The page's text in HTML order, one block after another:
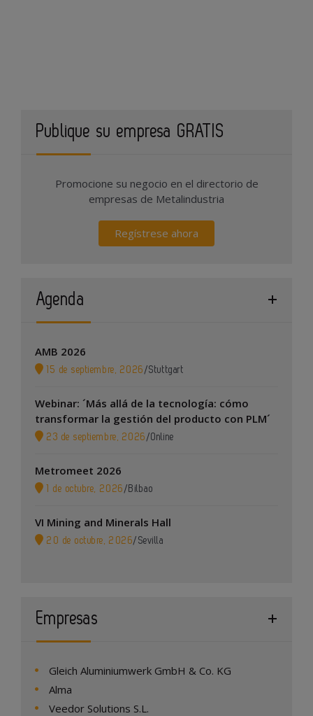
Publique su empresa GRATIS
Promocione su negocio en el directorio de
empresas de Metalindustria
Regístrese ahora
Agenda
AMB 2026
15 de septiembre, 2026 /Stuttgart
Webinar: ´Más allá de la tecnología: cómo
transformar la gestión del producto con PLM´
23 de septiembre, 2026 /Online
Metromeet 2026
1 de octubre, 2026 / Bilbao
VI Mining and Minerals Hall
20 de octubre, 2026/ Sevilla
Empresas
Gleich Aluminiumwerk GmbH & Co. KG
Alma
Veedor Solutions S.L.